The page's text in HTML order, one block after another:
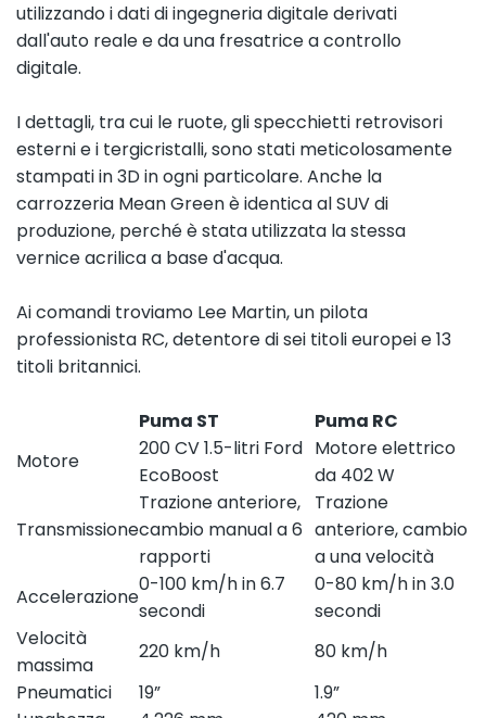
utilizzando i dati di ingegneria digitale derivati
dall'auto reale e da una fresatrice a controllo
digitale.
I dettagli, tra cui le ruote, gli specchietti retrovisori
esterni e i tergicristalli, sono stati meticolosamente
stampati in 3D in ogni particolare. Anche la
carrozzeria Mean Green è identica al SUV di
produzione, perché è stata utilizzata la stessa
vernice acrilica a base d'acqua.
Ai comandi troviamo Lee Martin, un pilota
professionista RC, detentore di sei titoli europei e 13
titoli britannici.
Puma ST
Puma RC
Motore
200 CV 1.5-litri Ford
EcoBoost
Motore elettrico
da 402 W
Transmissione
Trazione anteriore,
cambio manual a 6
rapporti
Trazione
anteriore, cambio
a una velocità
Accelerazione
0-100 km/h in 6.7
secondi
0-80 km/h in 3.0
secondi
Velocità
massima
220 km/h
80 km/h
Pneumatici
19”
1.9”